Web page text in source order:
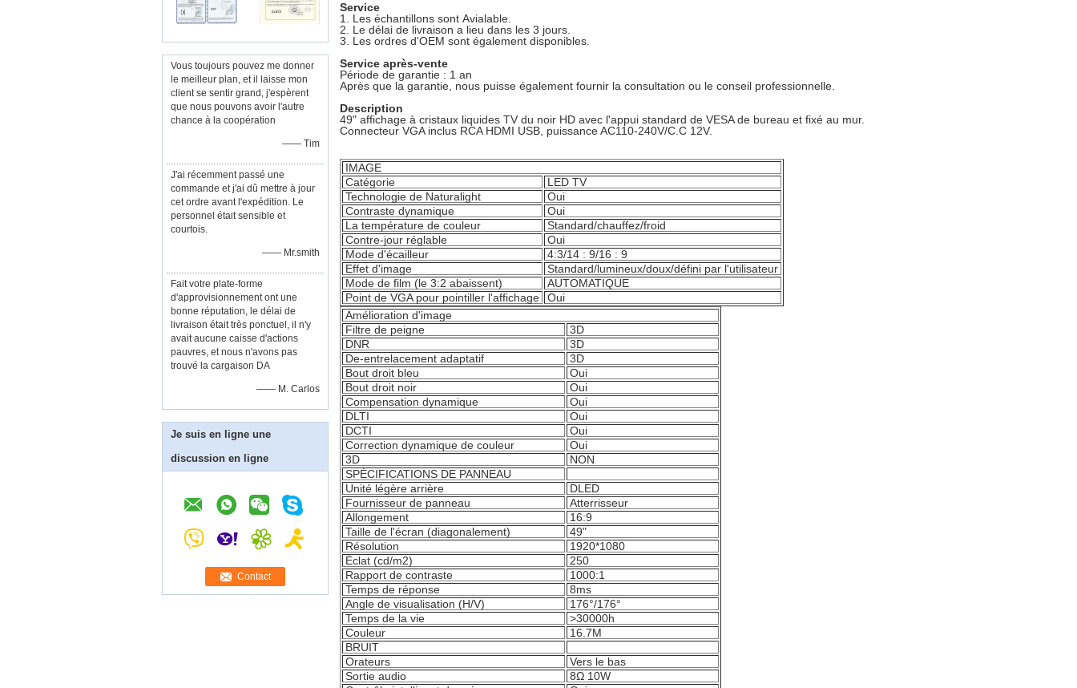
Vous toujours pouvez me donner
le meilleur plan, et il laisse mon
client se sentir grand, j'espèrent
que nous pouvons avoir l'autre
chance à la coopération
—— Tim
J'ai récemment passé une
commande et j'ai dû mettre à jour
cet ordre avant l'expédition. Le
personnel était sensible et
courtois.
—— Mr.smith
Fait votre plate-forme
d'approvisionnement ont une
bonne réputation, le délai de
livraison était très ponctuel, il n'y
avait aucune caisse d'actions
pauvres, et nous n'avons pas
trouvé la cargaison DA
—— M. Carlos
Je suis en ligne une
discussion en ligne
Contact
Service
1. Les échantillons sont Avialable.
2. Le délai de livraison a lieu dans les 3 jours.
3. Les ordres d'OEM sont également disponibles.
Service après-vente
Période de garantie : 1 an
Après que la garantie, nous puisse également fournir la consultation ou le conseil professionnelle.
Description
49" affichage à cristaux liquides TV du noir HD avec l'appui standard de VESA de bureau et fixé au mur.
Connecteur VGA inclus RCA HDMI USB, puissance AC110-240V/C.C 12V.
IMAGE
Catégorie
LED TV
Technologie de Naturalight
Oui
Contraste dynamique
Oui
La température de couleur
Standard/chauffez/froid
Contre-jour réglable
Oui
Mode d'écailleur
4:3/14 : 9/16 : 9
Effet d'image
Standard/lumineux/doux/défini par l'utilisateur
Mode de film (le 3:2 abaissent)
AUTOMATIQUE
Point de VGA pour pointiller l'affichage
Oui
Amélioration d'image
Filtre de peigne
3D
DNR
3D
De-entrelacement adaptatif
3D
Bout droit bleu
Oui
Bout droit noir
Oui
Compensation dynamique
Oui
DLTI
Oui
DCTI
Oui
Correction dynamique de couleur
Oui
3D
NON
SPÉCIFICATIONS DE PANNEAU
Unité légère arrière
DLED
Fournisseur de panneau
Atterrisseur
Allongement
16:9
Taille de l'écran (diagonalement)
49"
Résolution
1920*1080
Éclat (cd/m2)
250
Rapport de contraste
1000:1
Temps de réponse
8ms
Angle de visualisation (H/V)
176°/176°
Temps de la vie
>30000h
Couleur
16.7M
BRUIT
Orateurs
Vers le bas
Sortie audio
8Ω 10W